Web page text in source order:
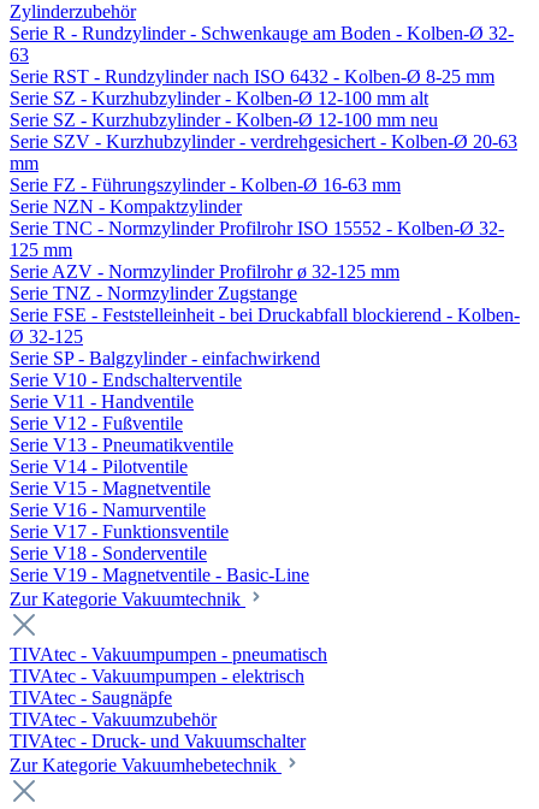
Zylinderzubehör
Serie R - Rundzylinder - Schwenkauge am Boden - Kolben-Ø 32-
63
Serie RST - Rundzylinder nach ISO 6432 - Kolben-Ø 8-25 mm
Serie SZ - Kurzhubzylinder - Kolben-Ø 12-100 mm alt
Serie SZ - Kurzhubzylinder - Kolben-Ø 12-100 mm neu
Serie SZV - Kurzhubzylinder - verdrehgesichert - Kolben-Ø 20-63
mm
Serie FZ - Führungszylinder - Kolben-Ø 16-63 mm
Serie NZN - Kompaktzylinder
Serie TNC - Normzylinder Profilrohr ISO 15552 - Kolben-Ø 32-
125 mm
Serie AZV - Normzylinder Profilrohr ø 32-125 mm
Serie TNZ - Normzylinder Zugstange
Serie FSE - Feststelleinheit - bei Druckabfall blockierend - Kolben-
Ø 32-125
Serie SP - Balgzylinder - einfachwirkend
Serie V10 - Endschalterventile
Serie V11 - Handventile
Serie V12 - Fußventile
Serie V13 - Pneumatikventile
Serie V14 - Pilotventile
Serie V15 - Magnetventile
Serie V16 - Namurventile
Serie V17 - Funktionsventile
Serie V18 - Sonderventile
Serie V19 - Magnetventile - Basic-Line
Zur Kategorie Vakuumtechnik
TIVAtec - Vakuumpumpen - pneumatisch
TIVAtec - Vakuumpumpen - elektrisch
TIVAtec - Saugnäpfe
TIVAtec - Vakuumzubehör
TIVAtec - Druck- und Vakuumschalter
Zur Kategorie Vakuumhebetechnik